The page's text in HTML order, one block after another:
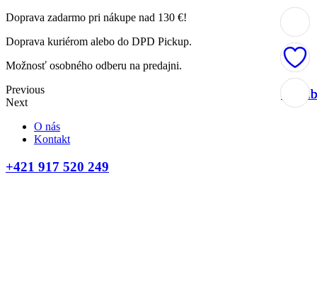
Doprava zadarmo pri nákupe nad 130 €!
Doprava kuriérom alebo do DPD Pickup.
Možnosť osobného odberu na predajni.
Previous
Next
O nás
Kontakt
+421 917 520 249